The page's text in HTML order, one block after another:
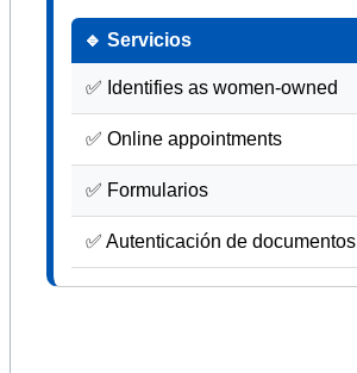
🔹 Servicios
✅ Identifies as women-owned
✅ Online appointments
✅ Formularios
✅ Autenticación de documentos